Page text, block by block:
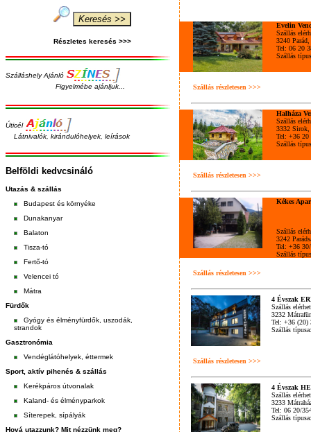
Részletes keresés >>>
Szálláshely Ajánló
Figyelmébe ajánljuk...
Úticél
Látnivalók, kirándulóhelyek, leírások
Belföldi kedvcsináló
Utazás & szállás
Budapest és környéke
Dunakanyar
Balaton
Tisza-tó
Fertő-tó
Velencei tó
Mátra
Fürdők
Gyógy és élményfürdők, uszodák,
strandok
Gasztronómia
Vendéglátóhelyek, éttermek
Sport, aktív pihenés & szállás
Kerékpáros útvonalak
Kaland- és élményparkok
Síterepek, sípályák
Hová utazzunk? Mit nézzünk meg?
Evelin
Szállás
3240
Tel: 06 20
Szállás
Szállás részletesen >>>
Halháza
Szállás
3332 Sirok,
Tel: +36 20
Szállás
Szállás részletesen >>>
Kékes
Szállás
3242
Tel: +36
Szállás
Szállás részletesen >>>
4 Évszak
Szállás
3232
Tel: +36 (20)
Szállás
Szállás részletesen >>>
4 Évszak
Szállás
3233
Tel: 06 20/
Szállás